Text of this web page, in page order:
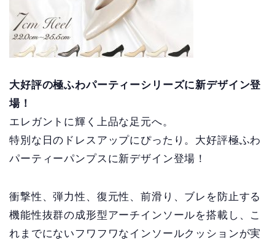
大好評の極ふわパーティーシリーズに新デザイン登
場！
エレガントに輝く上品な足元へ。
特別な日のドレスアップにぴったり。大好評極ふわ
パーティーパンプスに新デザイン登場！
衝撃性、弾力性、復元性、前滑り、ブレを防止する
機能性抜群の成形型アーチインソールを搭載し、こ
れまでにないフワフワなインソールクッションが実